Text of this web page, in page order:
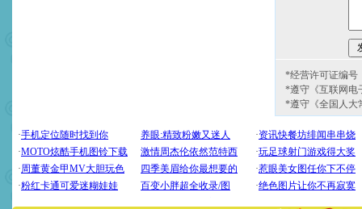
*经营许可证编号
*遵守《互联网电
*遵守《全国人大
[圣诞节]圣诞节到了，想想
你太多，只有给你五千万
要平安！千万要知足！千
[圣诞节]不只这样的日子才